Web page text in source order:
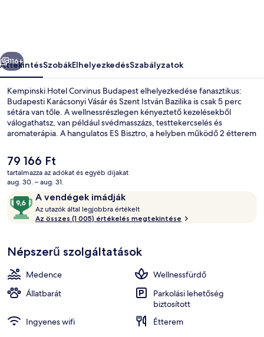
Következő
116+
ÁttekintésSzobákElhelyezkedésSzabályzatok
Kempinski Hotel Corvinus Budapest elhelyezkedése fanasztikus:
Budapesti Karácsonyi Vásár és Szent István Bazilika is csak 5 perc
sétára van tőle. A wellnessrészlegen kényeztető kezelésekből
válogathatsz, van például svédmasszázs, testtekercselés és
aromaterápia. A hangulatos ES Bisztro, a helyben működő 2 étterem
ebédre és vacsorára. A luxusszínvonalú hotel egyéb előnyei: 2
bár/társalgó, beltéri medence, fitneszlétesítmény. Más utazók
nagyra értékelik a szálláshely következő jellemzőit: segítőkész
személyzet és a szálláshely általános állapota. A tömegközlekedés
rövid sétával megközelíthető: Deák Ferenc tér metrómegálló és
Vörösmarty tér metrómegálló is a szálláshely szomszédságában van.
A
jelenlegi
ár
79 166 Ft
tartalmazza az adókat és egyéb díjakat
aug. 30. – aug. 31.
ÉrtékelésekA vendégek imádják
9,6
ennyiből:
10,
vendégek
imádják
Az utazók által legjobbra értékelt
z
t
z
ó
k
á
l
Az összes (1 005) értékelés megtekintése
Népszerű szolgáltatások
Medence
Wellnessfürdő
Állatbarát
Parkolási lehetőség
biztosított
Ingyenes wifi
Étterem